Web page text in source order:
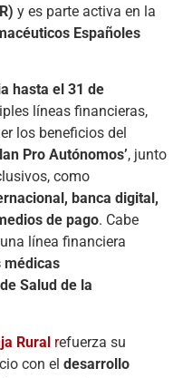
y es parte activa en la
Españoles
hasta el 31 de
líneas financieras,
los beneficios del
Pro Autónomos’, junto
como
banca digital,
de pago. Cabe
línea financiera
médicas
Salud de la
Ruralrefuerza su
con el desarrollo